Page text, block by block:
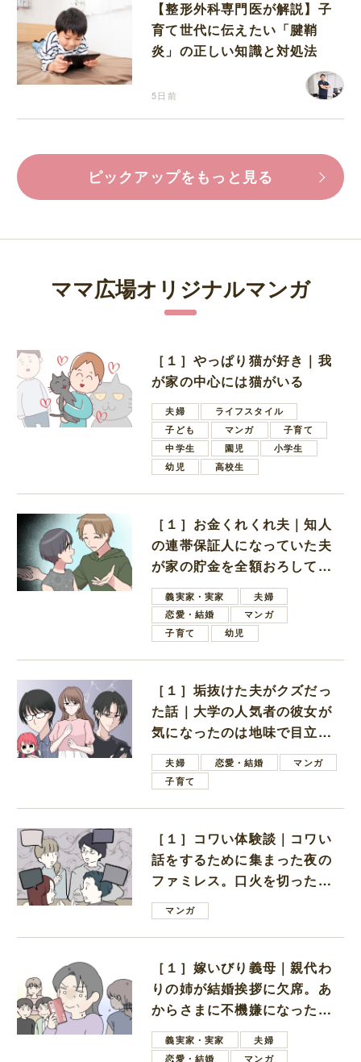
【整形外科専門医が解説】子
育て世代に伝えたい「腱鞘
炎」の正しい知識と対処法
5日前
ピックアップをもっと見る
ママ広場オリジナルマンガ
［１］やっぱり猫が好き｜我
が家の中心には猫がいる
夫婦
ライフスタイル
子ども
マンガ
子育て
中学生
園児
小学生
幼児
高校生
［１］お金くれくれ夫｜知人
の連帯保証人になっていた夫
が家の貯金を全額おろしてほ
しいと言ってきた
義実家・実家
夫婦
恋愛・結婚
マンガ
子育て
幼児
［１］垢抜けた夫がクズだっ
た話｜大学の人気者の彼女が
気になったのは地味で目立た
ない男子学生
夫婦 恋愛・結婚
マンガ
子育て
［１］コワい体験談｜コワい
話をするために集まった夜の
ファミレス。口火を切ったの
は電車好きの男の子ママ
マンガ
［１］嫁いびり義母｜親代わ
りの姉が結婚挨拶に欠席。あ
からさまに不機嫌になった義
母義実家・実家
夫婦
恋愛・結婚
マンガ